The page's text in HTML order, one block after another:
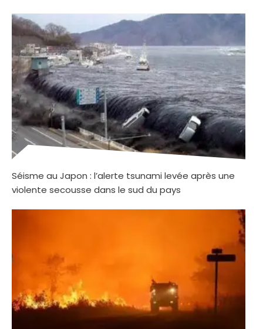
Séisme au Japon : l’alerte tsunami levée après une
violente secousse dans le sud du pays